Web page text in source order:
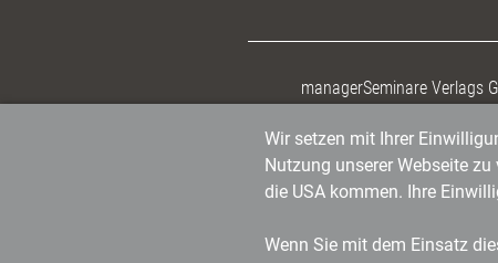
managerSeminare Verlags
Wir setzen mit Ihrer
Nutzung unserer Webseite
die USA kommen. Ihre
Wenn Sie mit dem Einsatz